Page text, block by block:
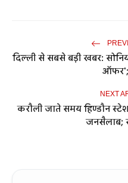
दिल्ली से सबसे बड़ी खबर:
ऑफर';
NEXT
करौली जाते समय हिण्डौन
जनसैलाब;